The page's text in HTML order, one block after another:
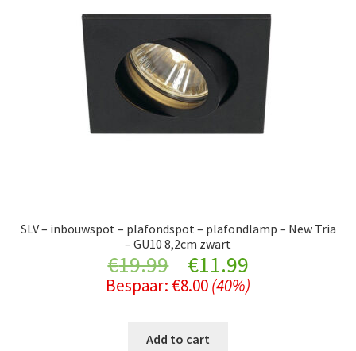
SLV – inbouwspot – plafondspot – plafondlamp – New Tria
– GU10 8,2cm zwart
€19.99
Original
price
was:
€11.99Current
price
Bespaar: €8.00(40%)
Add to cart